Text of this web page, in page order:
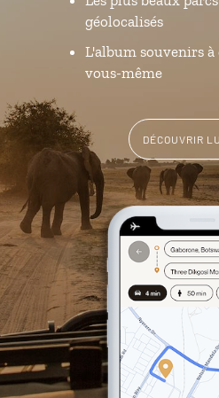
géolocalisés
L'album souvenirs à
vous-même
DÉCOUVRIR